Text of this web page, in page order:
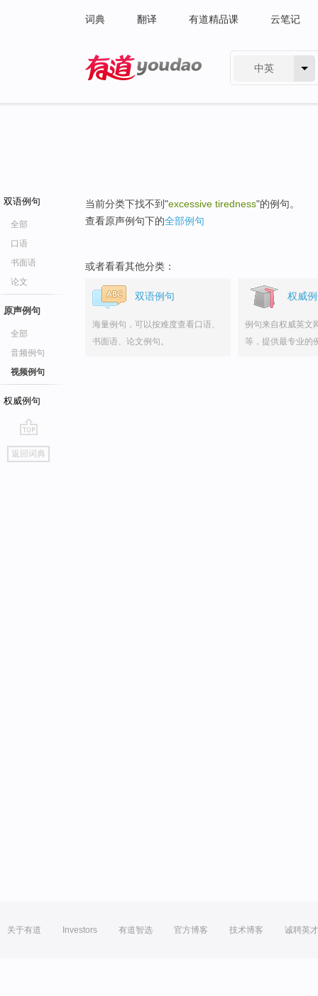
词典 翻译 有道精品课 云笔记
中英
双语例句
全部
口语
书面语
论文
原声例句
全部
音频例句
视频例句
权威例句
go
top
返回词典
当前分类下找不到"excessive tiredness"的例句。
查看原声例句下的全部例句
或者看看其他分类：
双语例句
海量例句，可以按难度查看口语、
书面语、论文例句。
权威
例句来自权威英文
等，提供最专业的
关于有道 Investors 有道智选 官方博客 技术博客 诚聘英才